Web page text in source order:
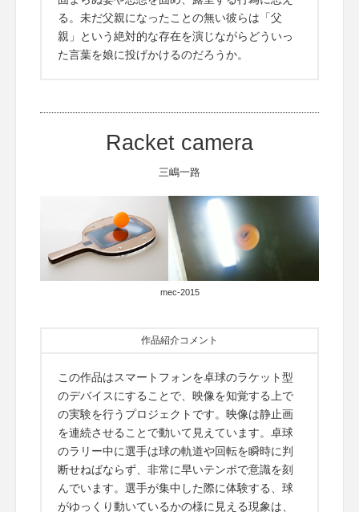
る。未だ父親になったことの無い彼らは「父
親」という絶対的な存在を演じながらどういっ
た言葉を娘に投げかけるのだろうか。
Racket camera
三嶋一路
mec-2015
作品紹介コメント
この作品はスマートフォンを卓球のラケット型
のデバイスにすることで、映像を知覚する上で
の実験を行うプロジェクトです。映像は静止画
を連続させることで動いて見えています。卓球
のラリー中に選手は球の軌道や回転を瞬時に判
断せねばならず、非常に早いテンポで意識を刻
んでいます。選手が集中した際に体験する、球
がゆっくり動いているかの様に見える現象は、